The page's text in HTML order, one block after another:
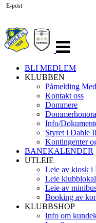
navigasjon
BLI MEDLEM
KLUBBEN
Påmelding
Kontakt oss
Dommere
Info/
Styret i Dahle
Kontingenter
BANEKALENDER
UTLEIE
Leie av kiosk i
Leie
Leie av
Booking av
KLUBBSHOP
Info om
E-post